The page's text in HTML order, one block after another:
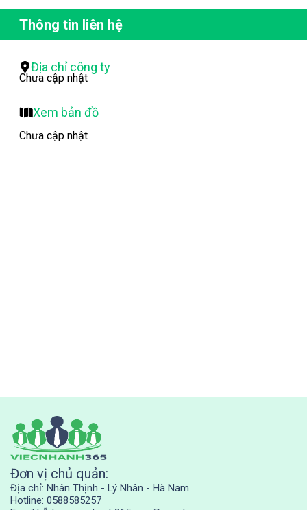
Thông tin liên hệ
Địa chỉ công ty
Chưa cập nhật
Xem bản đồ
Chưa cập nhật
Đơn vị chủ quản:
Địa chỉ: Nhân Thịnh - Lý Nhân - Hà Nam
Hotline: 0588585257